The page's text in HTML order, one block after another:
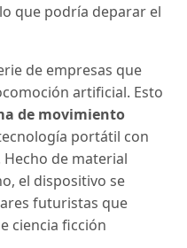
que podría deparar el
de empresas que
artificial. Esto
de movimiento
portátil con
Hecho de material
el dispositivo se
futuristas que
ciencia ficción